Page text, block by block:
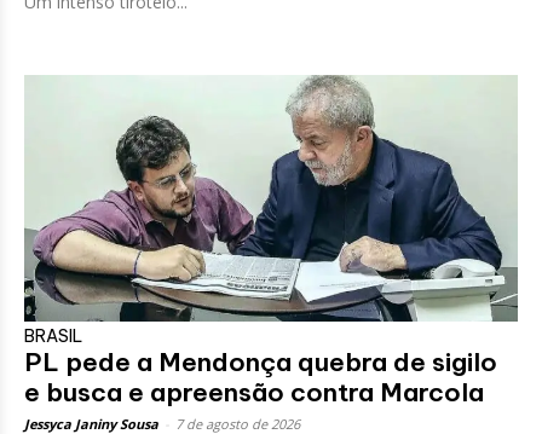
BRASIL
PL pede a Mendonça quebra de sigilo
e busca e apreensão contra Marcola
Jessyca Janiny Sousa 7 de agosto de 2026